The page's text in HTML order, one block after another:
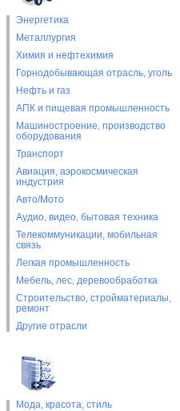
Энергетика
Металлургия
Химия и нефтехимия
Горнодобывающая отрасль, уголь
Нефть и газ
АПК и пищевая промышленность
Машиностроение, производство
оборудования
Транспорт
Авиация, аэрокосмическая
индустрия
Авто/Мото
Аудио, видео, бытовая техника
Телекоммуникации, мобильная
связь
Легкая промышленность
Мебель, лес, деревообработка
Строительство, стройматериалы,
ремонт
Другие отрасли
Мода, красота, стиль